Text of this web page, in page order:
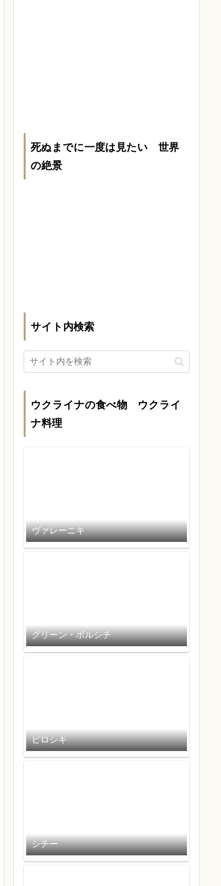
死ぬまでに一度は見たい 世界
の絶景
サイト内検索
ウクライナの食べ物 ウクライ
ナ料理
ヴァレーニキ
グリーン・ボルシチ
ピロシキ
シチー